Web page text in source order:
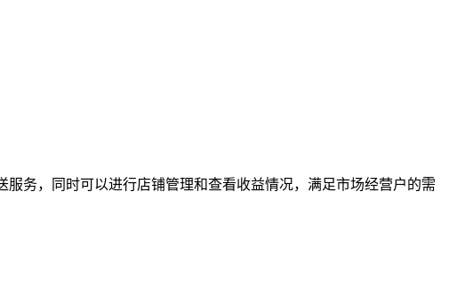
务，同时可以进行店铺管理和查看收益情况，满足市场经营户的需